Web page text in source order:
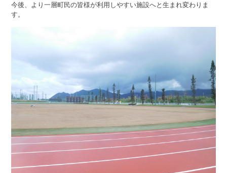
今後、より一層町民の皆様が利用しやすい施設へと生まれ変わりま
す。